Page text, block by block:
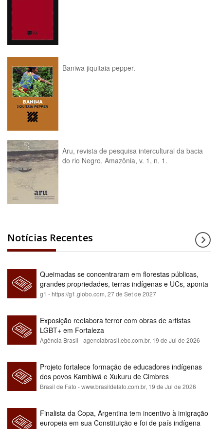
Baniwa jiquitaia pepper.
Aru, revista de pesquisa intercultural da bacia
do rio Negro, Amazônia, v. 1, n. 1.
Notícias Recentes
Queimadas se concentraram em florestas públicas,
grandes propriedades, terras indígenas e UCs, aponta
relatório
g1 - https://g1.globo.com, 27 de Set de 2027
Exposição reelabora terror com obras de artistas
LGBT+ em Fortaleza
Agência Brasil - agenciabrasil.ebc.com.br, 19 de Jul de 2026
Projeto fortalece formação de educadores indígenas
dos povos Kambiwá e Xukuru de Cimbres
Brasil de Fato - www.brasildefato.com.br, 19 de Jul de 2026
Finalista da Copa, Argentina tem incentivo à imigração
europeia em sua Constituição e foi de país indígena